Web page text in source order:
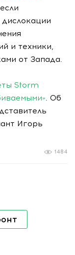
и техники,
от Запада.
Storm
. Об
Игорь
1484